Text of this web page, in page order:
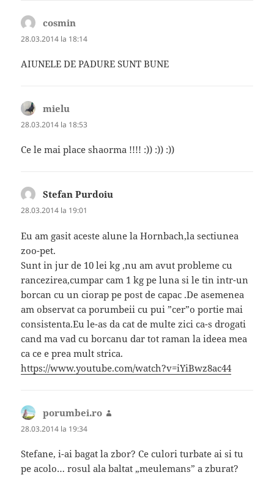
cosmin
28.03.2014 la 18:14
AIUNELE DE PADURE SUNT BUNE
mielu
28.03.2014 la 18:53
Ce le mai place shaorma !!!! :)) :)) :))
Stefan Purdoiu
28.03.2014 la 19:01
Eu am gasit aceste alune la Hornbach,la sectiunea
zoo-pet.
Sunt in jur de 10 lei kg ,nu am avut probleme cu
rancezirea,cumpar cam 1 kg pe luna si le tin intr-un
borcan cu un ciorap pe post de capac .De asemenea
am observat ca porumbeii cu pui ”cer”o portie mai
consistenta.Eu le-as da cat de multe zici ca-s drogati
cand ma vad cu borcanu dar tot raman la ideea mea
ca ce e prea mult strica.
https://www.youtube.com/watch?v=iYiBwz8ac44
porumbei.ro
28.03.2014 la 19:34
Stefane, i-ai bagat la zbor? Ce culori turbate ai si tu
pe acolo… rosul ala baltat „meulemans” a zburat?